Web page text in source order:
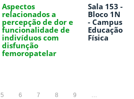
Aspectos
relacionados a
percepção de dor e
funcionalidade de
indivíduos com
disfunção
femoropatelar
Sala 153 -
Bloco 1N
- Campus
Educação
Física
5 6 7 8 9